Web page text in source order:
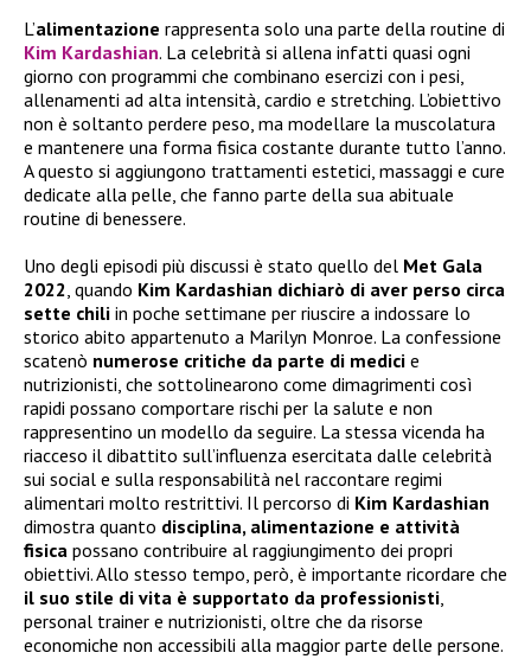
L’alimentazione rappresenta solo una parte della routine di
Kim Kardashian. La celebrità si allena infatti quasi ogni
giorno con programmi che combinano esercizi con i pesi,
allenamenti ad alta intensità, cardio e stretching. L’obiettivo
non è soltanto perdere peso, ma modellare la muscolatura
e mantenere una forma fisica costante durante tutto l’anno.
A questo si aggiungono trattamenti estetici, massaggi e cure
dedicate alla pelle, che fanno parte della sua abituale
routine di benessere.
Uno degli episodi più discussi è stato quello del Met Gala
2022, quando Kim Kardashian dichiarò di aver perso circa
sette chili in poche settimane per riuscire a indossare lo
storico abito appartenuto a Marilyn Monroe. La confessione
scatenò numerose critiche da parte di medici e
nutrizionisti, che sottolinearono come dimagrimenti così
rapidi possano comportare rischi per la salute e non
rappresentino un modello da seguire. La stessa vicenda ha
riacceso il dibattito sull’influenza esercitata dalle celebrità
sui social e sulla responsabilità nel raccontare regimi
alimentari molto restrittivi. Il percorso di Kim Kardashian
dimostra quanto disciplina, alimentazione e attività
fisica possano contribuire al raggiungimento dei propri
obiettivi. Allo stesso tempo, però, è importante ricordare che
il suo stile di vita è supportato da professionisti,
personal trainer e nutrizionisti, oltre che da risorse
economiche non accessibili alla maggior parte delle persone.